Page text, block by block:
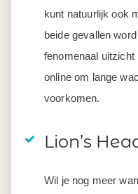
kunt natuurlijk ook
beide gevallen
fenomenaal
online om lange
voorkomen.
Lion’s
Wil je nog meer